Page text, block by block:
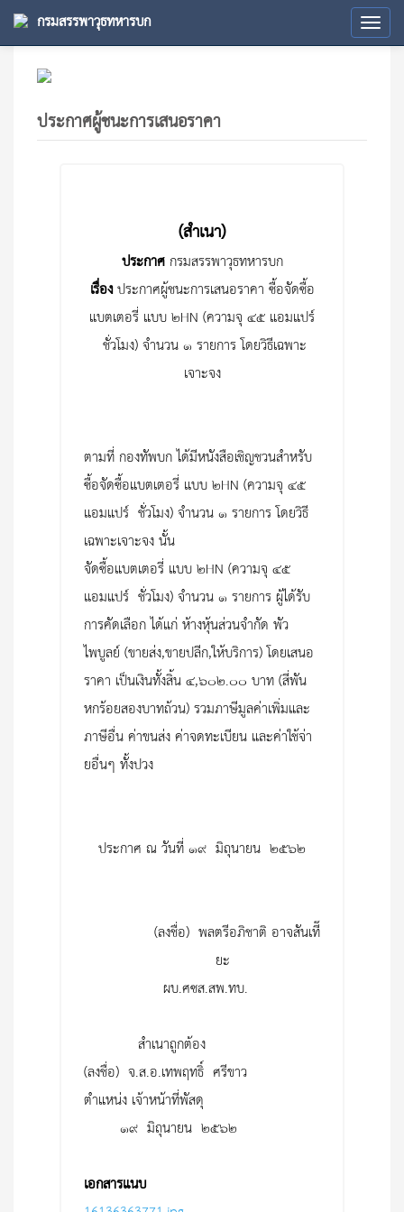
กรมสรรพาวุธทหารบก
ประกาศผู้ชนะการเสนอราคา
(สำเนา)
ประกาศกรมสรรพาวุธทหารบก
เรื่องประกาศผู้ชนะการเสนอราคา ซื้อจัดซื้อ
แบตเตอรี่ แบบ ๒HN (ความจุ ๔๕ แอมแปร์
-ชั่วโมง) จำนวน ๑ รายการ โดยวิธีเฉพาะ
เจาะจง
ตามที่ กองทัพบก ได้มีหนังสือเชิญชวนสำหรับ
ซื้อจัดซื้อแบตเตอรี่ แบบ ๒HN (ความจุ ๔๕
แอมแปร์ -ชั่วโมง) จำนวน ๑ รายการ โดยวิธี
เฉพาะเจาะจง นั้น
จัดซื้อแบตเตอรี่ แบบ ๒HN (ความจุ ๔๕
แอมแปร์ -ชั่วโมง) จำนวน ๑ รายการ ผู้ได้รับ
การคัดเลือก ได้แก่ ห้างหุ้นส่วนจำกัด พัว
ไพบูลย์ (ขายส่ง,ขายปลีก,ให้บริการ) โดยเสนอ
ราคา เป็นเงินทั้งสิ้น ๔,๖๐๒.๐๐ บาท (สี่พัน
หกร้อยสองบาทถ้วน) รวมภาษีมูลค่าเพิ่มและ
ภาษีอื่น ค่าขนส่ง ค่าจดทะเบียน และค่าใช้จ่า
ยอื่นๆ ทั้งปวง
ประกาศ ณ วันที่ ๑๙ มิถุนายน ๒๕๖๒
(ลงชื่อ) พลตรีอภิชาติ อาจสันเที๊
ยะ
ผบ.ศซส.สพ.ทบ.
สำเนาถูกต้อง
(ลงชื่อ) จ.ส.อ.เทพฤทธิ์ ศรีขาว
ตำแหน่ง เจ้าหน้าที่พัสดุ
๑๙ มิถุนายน ๒๕๖๒
เอกสารแนบ